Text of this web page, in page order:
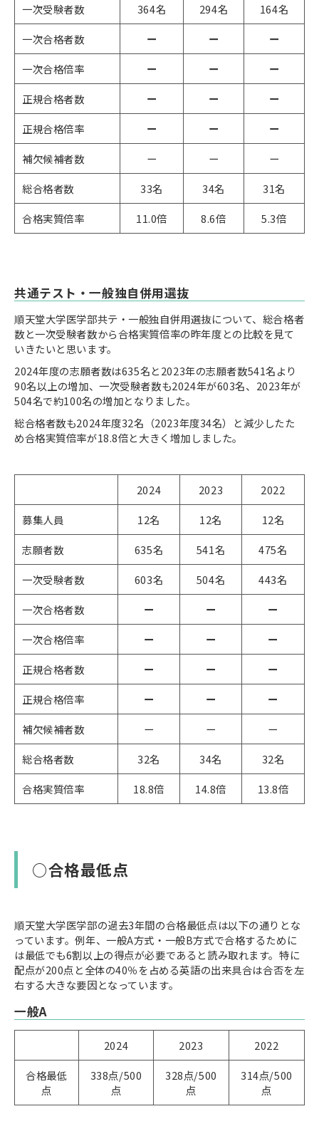
一次受験者数
364名 294名
164名
一次合格者数
ー ー
ー
一次合格倍率
ー ー
ー
正規合格者数
ー ー
ー
正規合格倍率
ー ー
ー
補欠候補者数
ー ー
ー
総合格者数
33名 34名
31名
合格実質倍率
11.0倍 8.6倍 5.3倍
共通テスト・一般独自併用選抜
順天堂大学医学部共テ・一般独自併用選抜について、総合格者
数と一次受験者数から合格実質倍率の昨年度との比較を見て
いきたいと思います。
2024年度の志願者数は635名と2023年の志願者数541名より
90名以上の増加、一次受験者数も2024年が603名、2023年が
504名で約100名の増加となりました。
総合格者数も2024年度32名（2023年度34名）と減少したた
め合格実質倍率が18.8倍と大きく増加しました。
2024 2023
2022
募集人員
12名 12名
12名
志願者数
635名 541名
475名
一次受験者数
603名 504名
443名
一次合格者数
ー ー
ー
一次合格倍率
ー ー
ー
正規合格者数
ー ー
ー
正規合格倍率
ー ー
ー
補欠候補者数
ー ー
ー
総合格者数
32名 34名
32名
合格実質倍率
18.8倍 14.8倍 13.8倍
○合格最低点
順天堂大学医学部の過去3年間の合格最低点は以下の通りとな
っています。例年、一般A方式・一般B方式で合格するために
は最低でも6割以上の得点が必要であると読み取れます。特に
配点が200点と全体の40％を占める英語の出来具合は合否を左
右する大きな要因となっています。
一般A
2024 2023
2022
合格最低
点
338点/500
点
328点/500
点
314点/500
点